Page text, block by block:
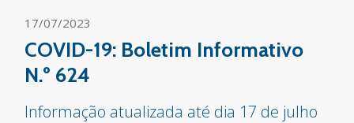
17/07/2023
COVID-19: Boletim Informativo
N.º 624
Informação atualizada até dia 17 de julho